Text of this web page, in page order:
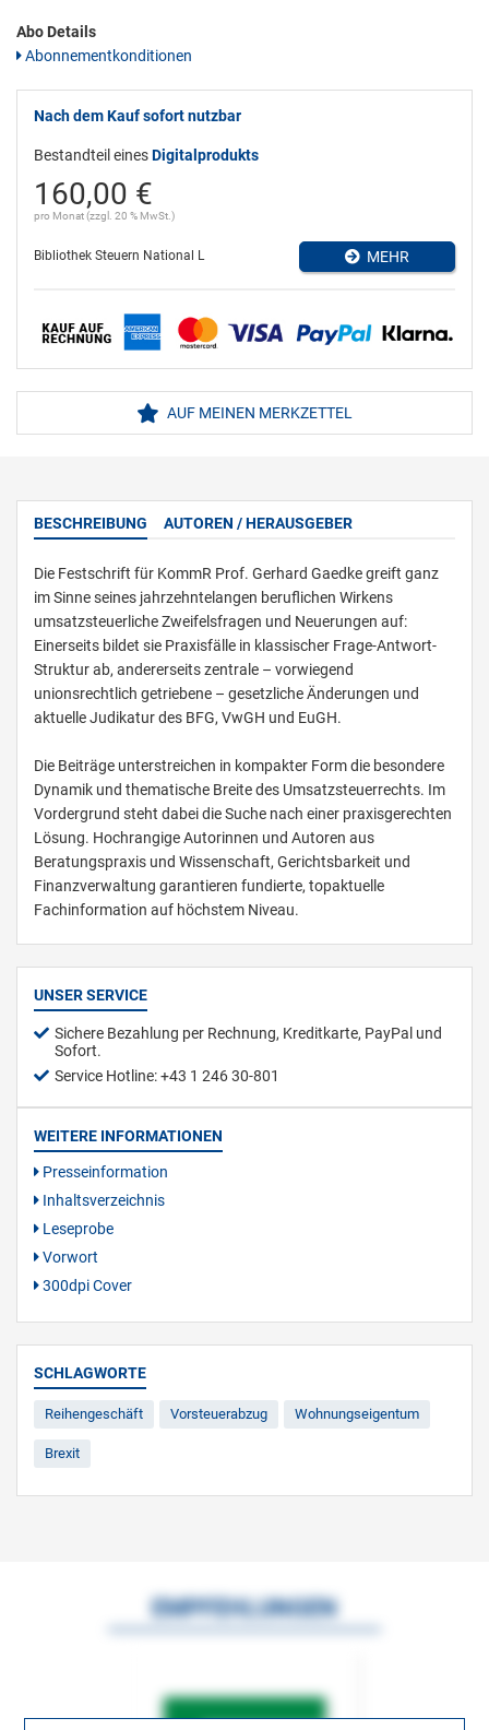
Abo Details
Abonnementkonditionen
Nach dem Kauf sofort nutzbar
Bestandteil einesDigitalprodukts
160,00 €
pro Monat (zzgl. 20 % MwSt.)
Bibliothek Steuern National L MEHR
AUF MEINEN MERKZETTEL
BESCHREIBUNG AUTOREN / HERAUSGEBER
Die Festschrift für KommR Prof. Gerhard Gaedke greift ganz
im Sinne seines jahrzehntelangen beruflichen Wirkens
umsatzsteuerliche Zweifelsfragen und Neuerungen auf:
Einerseits bildet sie Praxisfälle in klassischer Frage-Antwort-
Struktur ab, andererseits zentrale – vorwiegend
unionsrechtlich getriebene – gesetzliche Änderungen und
aktuelle Judikatur des BFG, VwGH und EuGH.
Die Beiträge unterstreichen in kompakter Form die besondere
Dynamik und thematische Breite des Umsatzsteuerrechts. Im
Vordergrund steht dabei die Suche nach einer praxisgerechten
Lösung. Hochrangige Autorinnen und Autoren aus
Beratungspraxis und Wissenschaft, Gerichtsbarkeit und
Finanzverwaltung garantieren fundierte, topaktuelle
Fachinformation auf höchstem Niveau.
UNSER SERVICE
Sichere Bezahlung per Rechnung, Kreditkarte, PayPal und
Sofort.
Service Hotline: +43 1 246 30-801
WEITERE INFORMATIONEN
Presseinformation
Inhaltsverzeichnis
Leseprobe
Vorwort
300dpi Cover
SCHLAGWORTE
Reihengeschäft Vorsteuerabzug Wohnungseigentum
Brexit
EMPFEHLUNGEN